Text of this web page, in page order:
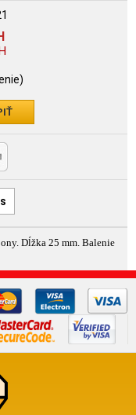
Dĺžka 25 mm. Balenie